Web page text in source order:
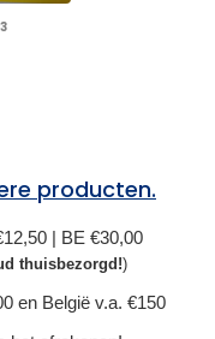
producten.
| BE €30,00
thuisbezorgd!)
en België v.a. €150